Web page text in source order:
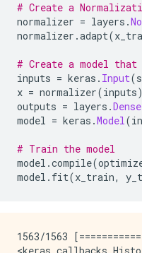
# Create a
normalizer = layers .
normalizer .adapt(
# Create a model
inputs = keras . Input(
x = normalizer(inputs)
outputs = layers .Dense
model = keras .Model(
# Train the model
model .compile(
model . fit(x_train,
1563/1563